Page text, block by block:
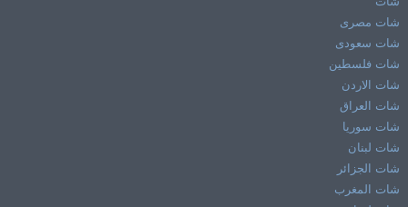
شات مصرى
شات سعودى
شات فلسطين
شات الاردن
شات العراق
شات سوريا
شات لبنان
شات الجزائر
شات المغرب